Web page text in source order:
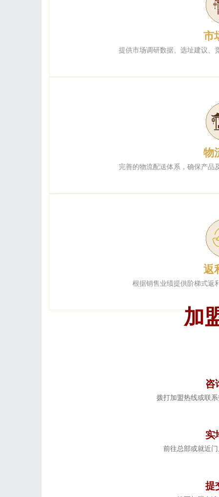
市
提供市场调研数据、选址建议、
物
完善的物流配送体系，确保产品
返
根据销售业绩提供阶梯式返
加
咨
拨打加盟热线或联
实
前往总部或就近
提